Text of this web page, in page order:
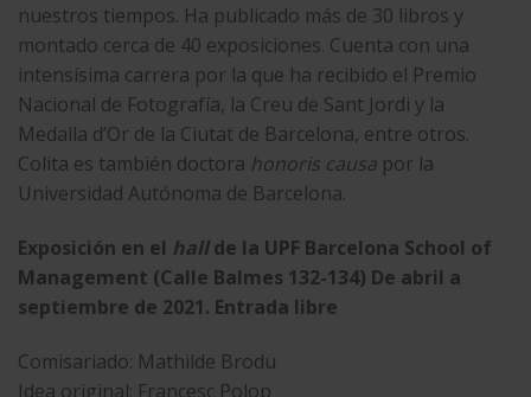
nuestros tiempos. Ha publicado más de 30 libros y
montado cerca de 40 exposiciones. Cuenta con una
intensísima carrera por la que ha recibido el Premio
Nacional de Fotografía, la Creu de Sant Jordi y la
Medalla d’Or de la Ciutat de Barcelona, entre otros.
Colita es también doctora honoris causa por la
Universidad Autónoma de Barcelona.
Exposición en el hallde la UPF Barcelona School of
Management (Calle Balmes 132-134) De abril a
septiembre de 2021. Entrada libre
Comisariado: Mathilde Brodu
Idea original: Francesc Polop